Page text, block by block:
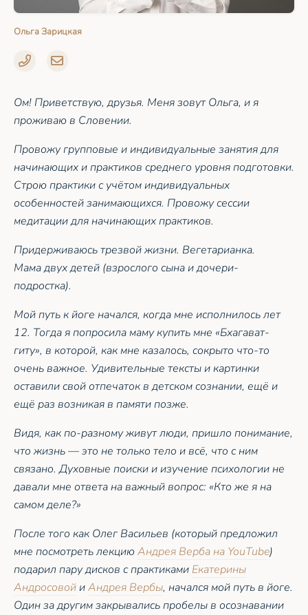
Ольга Зарицкая
Ом! Приветствую, друзья. Меня зовут Ольга, и я
проживаю в Словении.
Провожу групповые и индивидуальные занятия для
начинающих и практиков среднего уровня подготовки.
Строю практики с учётом индивидуальных
особенностей занимающихся. Провожу сессии
медитации для начинающих практиков.
Придерживаюсь трезвой жизни. Вегетарианка.
Мама двух детей (взрослого сына и дочери-
подростка).
Мой путь к йоге начался, когда мне исполнилось лет
12. Тогда я попросила маму купить мне «Бхагават-
гиту», в которой, как мне казалось, сокрыто что-то
очень важное. Удивительные тексты и картинки
оставили свой отпечаток в детском сознании, ещё и
ещё раз возникая в памяти позже.
Видя, как по-разному живут люди, пришло понимание,
что жизнь — это не только тело и всё, что с ним
связано. Духовные поиски и изучение психологии не
давали мне ответа на важный вопрос: «Кто же я на
самом деле?»
После того как Олег Васильев (который предложил
мне посмотреть лекциюАндрея Верба на YouTube)
подарил пару дисков с практиками Екатерины
АндросовойиАндрея Вербы, начался мой путь в йоге.
Один за другим закрывались пробелы в осознавании